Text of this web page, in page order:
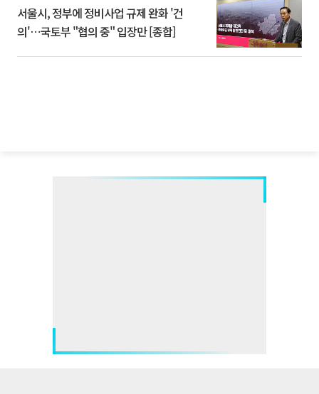
서울시, 정부에 정비사업 규제 완화 '건
의'⋯국토부 "협의 중" 입장만 [종합]